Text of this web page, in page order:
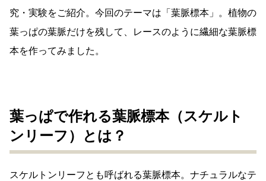
究・実験をご紹介。今回のテーマは「葉脈標本」。植物の
葉っぱの葉脈だけを残して、レースのように繊細な葉脈標
本を作ってみました。
葉っぱで作れる葉脈標本（スケルト
ンリーフ）とは？
スケルトンリーフとも呼ばれる葉脈標本。ナチュラルなテ